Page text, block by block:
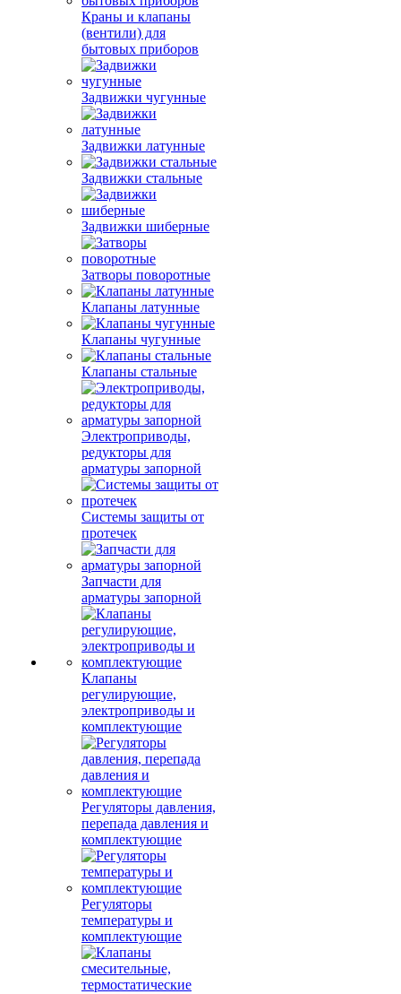
Краны и клапаны
(вентили) для
бытовых приборов
Задвижки чугунные
Задвижки латунные
Задвижки стальные
Задвижки шиберные
Затворы поворотные
Клапаны латунные
Клапаны чугунные
Клапаны стальные
Электроприводы,
редукторы для
арматуры запорной
Системы защиты от
протечек
Запчасти для
арматуры запорной
Клапаны
регулирующие,
электроприводы и
комплектующие
Регуляторы давления,
перепада давления и
комплектующие
Регуляторы
температуры и
комплектующие